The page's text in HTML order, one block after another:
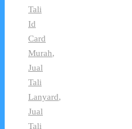
Tali
Id
Card
Murah,
Jual
Tali
Lanyard,
Jual
Tali